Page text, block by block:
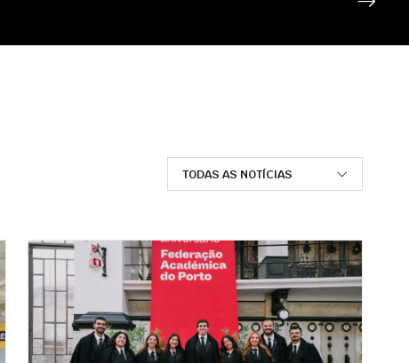
TODAS AS NOTÍCIAS